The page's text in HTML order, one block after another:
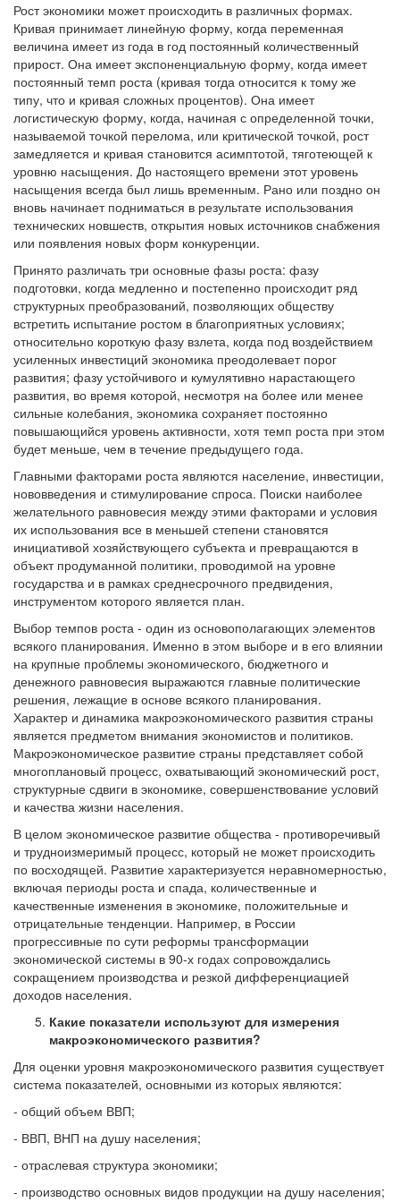
Рост экономики может происходить в различных формах.
Кривая принимает линейную форму, когда переменная
величина имеет из года в год постоянный количественный
прирост. Она имеет экспоненциальную форму, когда имеет
постоянный темп роста (кривая тогда относится к тому же
типу, что и кривая сложных процентов). Она имеет
логистическую форму, когда, начиная с определенной точки,
называемой точкой перелома, или критической точкой, рост
замедляется и кривая становится асимптотой, тяготеющей к
уровню насыщения. До настоящего времени этот уровень
насыщения всегда был лишь временным. Рано или поздно он
вновь начинает подниматься в результате использования
технических новшеств, открытия новых источников снабжения
или появления новых форм конкуренции.
Принято различать три основные фазы роста: фазу
подготовки, когда медленно и постепенно происходит ряд
структурных преобразований, позволяющих обществу
встретить испытание ростом в благоприятных условиях;
относительно короткую фазу взлета, когда под воздействием
усиленных инвестиций экономика преодолевает порог
развития; фазу устойчивого и кумулятивно нарастающего
развития, во время которой, несмотря на более или менее
сильные колебания, экономика сохраняет постоянно
повышающийся уровень активности, хотя темп роста при этом
будет меньше, чем в течение предыдущего года.
Главными факторами роста являются население, инвестиции,
нововведения и стимулирование спроса. Поиски наиболее
желательного равновесия между этими факторами и условия
их использования все в меньшей степени становятся
инициативой хозяйствующего субъекта и превращаются в
объект продуманной политики, проводимой на уровне
государства и в рамках среднесрочного предвидения,
инструментом которого является план.
Выбор темпов роста - один из основополагающих элементов
всякого планирования. Именно в этом выборе и в его влиянии
на крупные проблемы экономического, бюджетного и
денежного равновесия выражаются главные политические
решения, лежащие в основе всякого планирования.
Характер и динамика макроэкономического развития страны
является предметом внимания экономистов и политиков.
Макроэкономическое развитие страны представляет собой
многоплановый процесс, охватывающий экономический рост,
структурные сдвиги в экономике, совершенствование условий
и качества жизни населения.
В целом экономическое развитие общества - противоречивый
и трудноизмеримый процесс, который не может происходить
по восходящей. Развитие характеризуется неравномерностью,
включая периоды роста и спада, количественные и
качественные изменения в экономике, положительные и
отрицательные тенденции. Например, в России
прогрессивные по сути реформы трансформации
экономической системы в 90-х годах сопровождались
сокращением производства и резкой дифференциацией
доходов населения.
Какие показатели используют для измерения
макроэкономического развития?
Для оценки уровня макроэкономического развития существует
система показателей, основными из которых являются:
- общий объем ВВП;
- ВВП, ВНП на душу населения;
- отраслевая структура экономики;
- производство основных видов продукции на душу населения;